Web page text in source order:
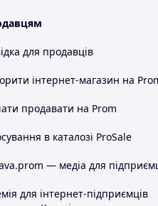
для продавців
інтернет-магазин на
продавати на Prom
в каталозі ProSale
— медіа для
для інтернет-підприємців